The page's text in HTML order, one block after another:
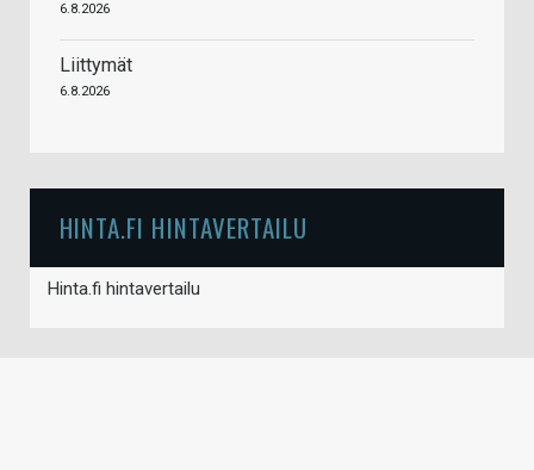
6.8.2026
Liittymät
6.8.2026
HINTA.FI HINTAVERTAILU
Hinta.fi hintavertailu